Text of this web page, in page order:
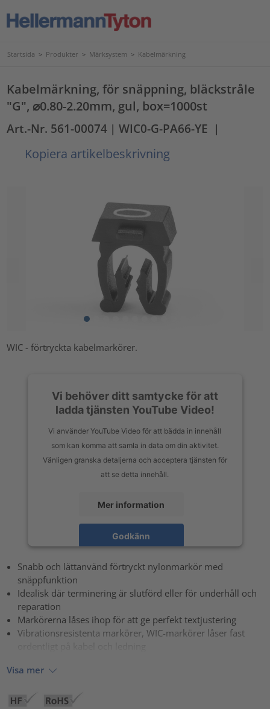
Startsida > Produkter > Märksystem > Kabelmärkning
Kabelmärkning, för snäppning, bläckstråle
"G", ⌀0.80-2.20mm, gul, box=1000st
Art.-Nr. 561-00074 | WIC0-G-PA66-YE |
Kopiera artikelbeskrivning
WIC - förtryckta kabelmarkörer.
Vi behöver ditt samtycke för att
ladda tjänsten YouTube Video!
Vi använder YouTube Video för att bädda in innehåll
som kan komma att samla in data om din aktivitet.
Vänligen granska detaljerna och acceptera tjänsten för
att se detta innehåll.
Mer information
Godkänn
Snabb och lättanvänd förtryckt nylonmarkör med
snäppfunktion
Idealisk där terminering är slutförd eller för underhåll och
reparation
Markörerna låses ihop för att ge perfekt textjustering
Vibrationsresistenta markörer, WIC-markörer låser fast
Visa mer